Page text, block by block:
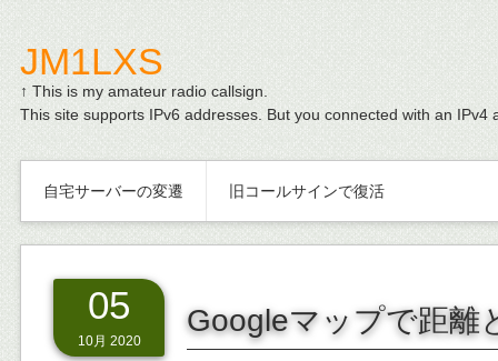
JM1LXS
↑ This is my amateur radio callsign.
This site supports IPv6 addresses. But you connected with an
自宅サーバーの変遷 旧コールサインで復活
05
10月 2020
Googleマップで距離